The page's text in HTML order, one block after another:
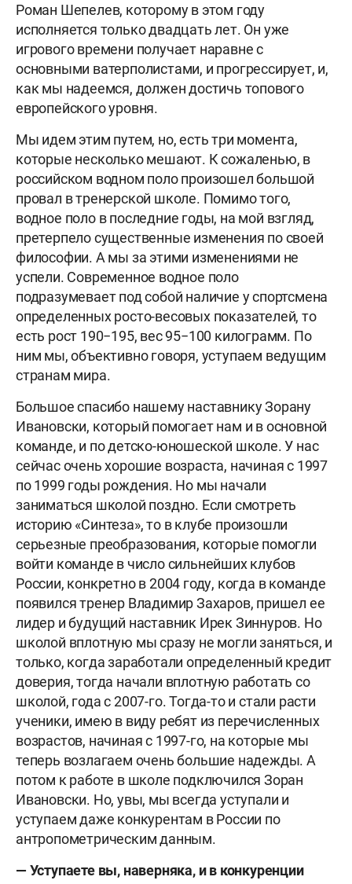
Роман Шепелев, которому в этом году
исполняется только двадцать лет. Он уже
игрового времени получает наравне с
основными ватерполистами, и прогрессирует, и,
как мы надеемся, должен достичь топового
европейского уровня.
Мы идем этим путем, но, есть три момента,
которые несколько мешают. К сожаленью, в
российском водном поло произошел большой
провал в тренерской школе. Помимо того,
водное поло в последние годы, на мой взгляд,
претерпело существенные изменения по своей
философии. А мы за этими изменениями не
успели. Современное водное поло
подразумевает под собой наличие у спортсмена
определенных росто-весовых показателей, то
есть рост 190−195, вес 95−100 килограмм. По
ним мы, объективно говоря, уступаем ведущим
странам мира.
Большое спасибо нашему наставнику Зорану
Ивановски, который помогает нам и в основной
команде, и по детско-юношеской школе. У нас
сейчас очень хорошие возраста, начиная с 1997
по 1999 годы рождения. Но мы начали
заниматься школой поздно. Если смотреть
историю «Синтеза», то в клубе произошли
серьезные преобразования, которые помогли
войти команде в число сильнейших клубов
России, конкретно в 2004 году, когда в команде
появился тренер Владимир Захаров, пришел ее
лидер и будущий наставник Ирек Зиннуров. Но
школой вплотную мы сразу не могли заняться, и
только, когда заработали определенный кредит
доверия, тогда начали вплотную работать со
школой, года с 2007-го. Тогда-то и стали расти
ученики, имею в виду ребят из перечисленных
возрастов, начиная с 1997-го, на которые мы
теперь возлагаем очень большие надежды. А
потом к работе в школе подключился Зоран
Ивановски. Но, увы, мы всегда уступали и
уступаем даже конкурентам в России по
антропометрическим данным.
— Уступаете вы, наверняка, и в конкуренции